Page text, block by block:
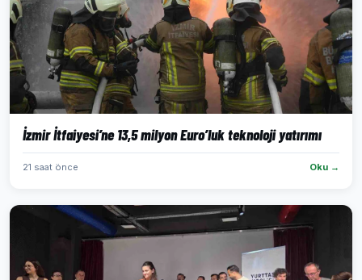
İzmir İtfaiyesi’ne 13,5 milyon Euro’luk teknoloji yatırımı
21 saat önce Oku →